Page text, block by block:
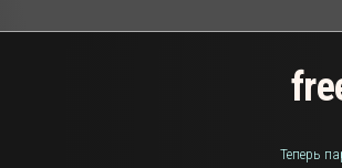
Теперь